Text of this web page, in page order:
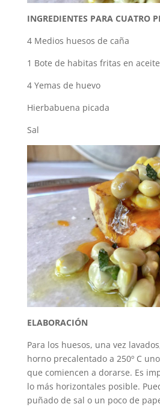
INGREDIENTES PARA CUATRO
4 Medios huesos de caña
1 Bote de habitas fritas en
4 Yemas de huevo
Hierbabuena picada
Sal
ELABORACIÓN
Para los huesos, una vez
horno precalentado a 250º C
que comiencen a dorarse. Es
lo más horizontales posible.
puñado de sal o un poco de